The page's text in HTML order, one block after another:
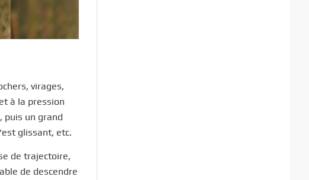
virages,
à la pression
puis un grand
glissant, etc.
de trajectoire,
de descendre